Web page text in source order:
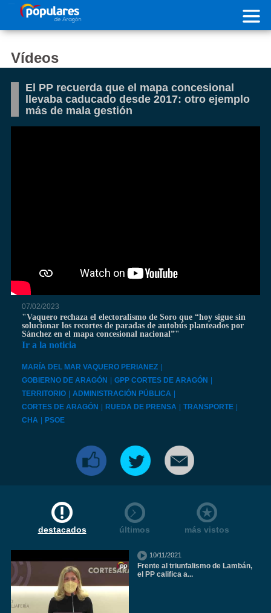
Pasar al contenido principal
Vídeos
El PP recuerda que el mapa concesional
llevaba caducado desde 2017: otro ejemplo
más de mala gestión
07/02/2023
"Vaquero rechaza el electoralismo de Soro que “hoy sigue sin
solucionar los recortes de paradas de autobús planteados por
Sánchez en el mapa concesional nacional”"
Ir a la noticia
MARÍA DEL MAR VAQUERO PERIANEZ |
GOBIERNO DE ARAGÓN | GPP CORTES DE ARAGÓN |
TERRITORIO | ADMINISTRACIÓN PÚBLICA |
CORTES DE ARAGÓN | RUEDA DE PRENSA | TRANSPORTE |
CHA | PSOE
destacados últimos más vistos
10/11/2021
Frente al triunfalismo de Lambán,
el PP califica a...